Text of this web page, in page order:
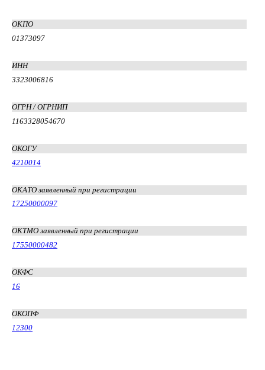
ОКПО
01373097
ИНН
3323006816
ОГРН / ОГРНИП
1163328054670
ОКОГУ
4210014
ОКАТО заявленный при регистрации
17250000097
ОКТМО заявленный при регистрации
17550000482
ОКФС
16
ОКОПФ
12300